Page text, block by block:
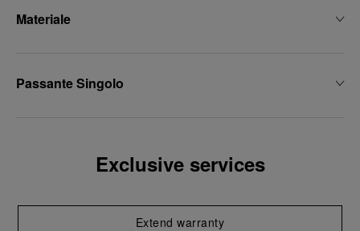
Materiale
Passante Singolo
Exclusive services
Extend warranty